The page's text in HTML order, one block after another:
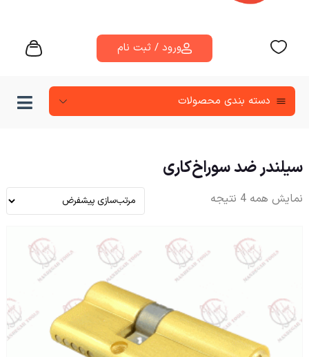
ورود / ثبت نام
دسته‌ بندی محصولات
سیلندر ضد سوراخ‌کاری
نمایش همه 4 نتیجه